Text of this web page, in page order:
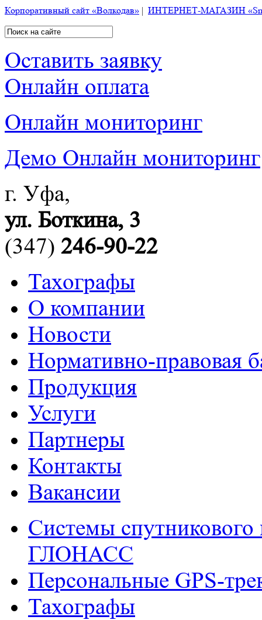
Корпоративный сайт «Волкодав» | ИНТЕРНЕТ-МАГАЗИН
Оставить заявку
Онлайн оплата
Онлайн мониторинг
Демо Онлайн мониторинг
г. Уфа,
ул. Боткина, 3
(347) 246-90-22
Тахографы
О компании
Новости
Нормативно-правовая
Продукция
Услуги
Партнеры
Контакты
Вакансии
Системы спутникового
ГЛОНАСС
Персональные GPS-
Тахографы